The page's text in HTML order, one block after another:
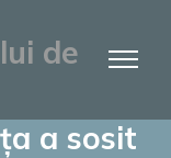
de
a sosit